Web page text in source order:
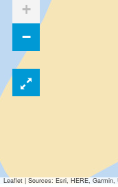
m
g
+
−
Leaflet|Sources: Esri, HERE, Garmin,